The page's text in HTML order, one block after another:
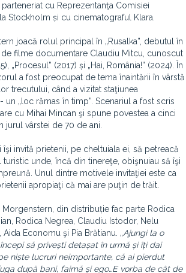
cu Reprezentanţa Comisiei
Stockholm și cu cinematograful Klara.
joacă rolul principal în „Rusalka”, debutul în
filme documentare Claudiu Mitcu, cunoscut
„Procesul” (2017) și „Hai, România!” (2024). În
a fost preocupat de tema înaintării în vârstă
trecutului, când a vizitat staţiunea
un „loc rămas în timp”. Scenariul a fost scris
cu Mihai Mincan şi spune povestea a cinci
jurul vârstei de 70 de ani.
invită prietenii, pe cheltuiala ei, să petreacă
unde, încă din tinereţe, obişnuiau să îşi
Unul dintre motivele invitaţiei este ca
apropiaţi că mai are puţin de trăit.
Morgenstern, din distribuție fac parte Rodica
Rodica Negrea, Claudiu Istodor, Nelu
Aida Economu şi Pia Brătianu. „Ajungi la o
să privești detașat în urmă și îți dai
niște lucruri neimportante, că ai pierdut
după bani, faimă și ego…E vorba de cât de